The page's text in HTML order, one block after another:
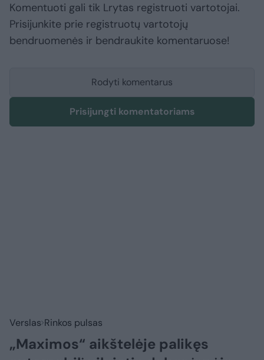
Komentuoti gali tik Lrytas registruoti vartotojai.
Prisijunkite prie registruotų vartotojų
bendruomenės ir bendraukite komentaruose!
Rodyti komentarus
Prisijungti komentatoriams
Verslas Rinkos pulsas
„Maximos“ aikštelėje palikęs